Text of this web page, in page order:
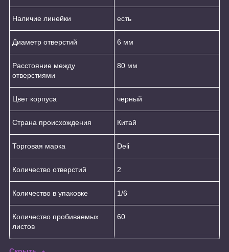
Наличие линейки есть
Диаметр отверстий 6 мм
Расстояние между
отверстиями
80 мм
Цвет корпуса черный
Страна происхождения Китай
Торговая марка Deli
Количество отверстий 2
Количество в упаковке 1/6
Количество пробиваемых
листов
60